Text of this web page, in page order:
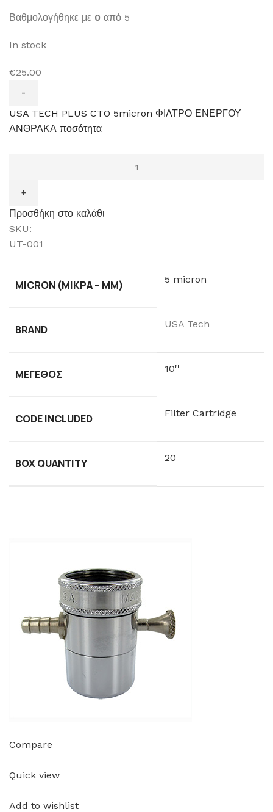
Βαθμολογήθηκε με 0 από 5
In stock
€25.00
USA TECH PLUS CTO 5micron ΦΙΛΤΡΟ ΕΝΕΡΓΟΥ
ΑΝΘΡΑΚΑ ποσότητα
Προσθήκη στο καλάθι
SKU:
UT-001
MICRON (ΜΙΚΡΆ – ΜM) 5 micron
BRAND USA Tech
ΜΈΓΕΘΟΣ 10''
CODE INCLUDED Filter Cartridge
BOX QUANTITY 20
Compare
Quick view
Add to wishlist